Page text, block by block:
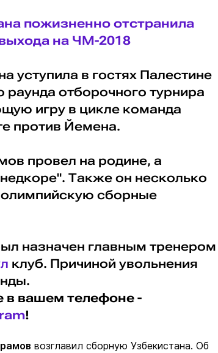
пожизненно отстранила
на ЧМ-2018
уступила в гостях Палестине
раунда отборочного турнира
игру в цикле команда
против Йемена.
провел на родине, а
Также он несколько
сборные
назначен главным тренером
клуб. Причиной увольнения
в вашем телефоне -
!
возглавил сборную Узбекистана. Об